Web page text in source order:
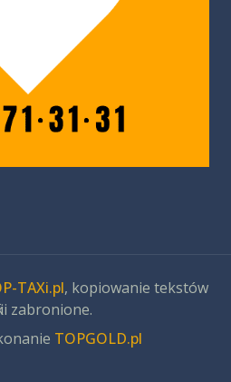
TAXi.pl, kopiowanie tekstów
zabronione.
TOPGOLD.pl